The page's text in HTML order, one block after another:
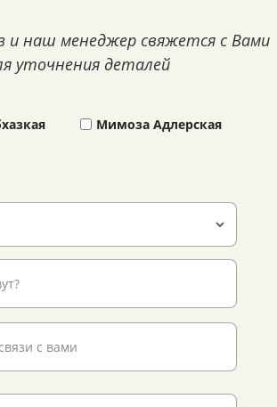
и наш менеджер свяжется с Вами
уточнения деталей
Мимоза Адлерская